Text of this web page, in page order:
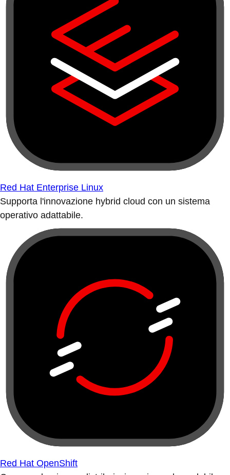
Red Hat Enterprise Linux
Supporta l'innovazione hybrid cloud con un sistema
operativo adattabile.
Red Hat OpenShift